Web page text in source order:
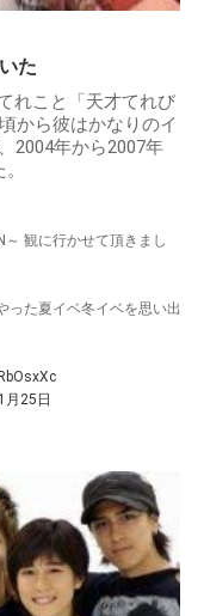
た
れこと「天才てれび
から彼はかなりのイ
2004年から2007年
～ 観に行かせて頂きまし
った夏イベ冬イベを思い出
月25日